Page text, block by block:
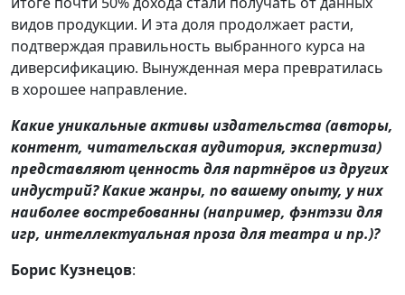
видов продукции. И эта доля продолжает расти,
подтверждая правильность выбранного курса на
диверсификацию. Вынужденная мера превратилась
в хорошее направление.
Какие уникальные активы издательства (авторы,
контент, читательская аудитория, экспертиза)
представляют ценность для партнёров из других
индустрий? Какие жанры, по вашему опыту, у них
наиболее востребованны (например, фэнтэзи для
игр, интеллектуальная проза для театра и пр.)?
Борис Кузнецов: